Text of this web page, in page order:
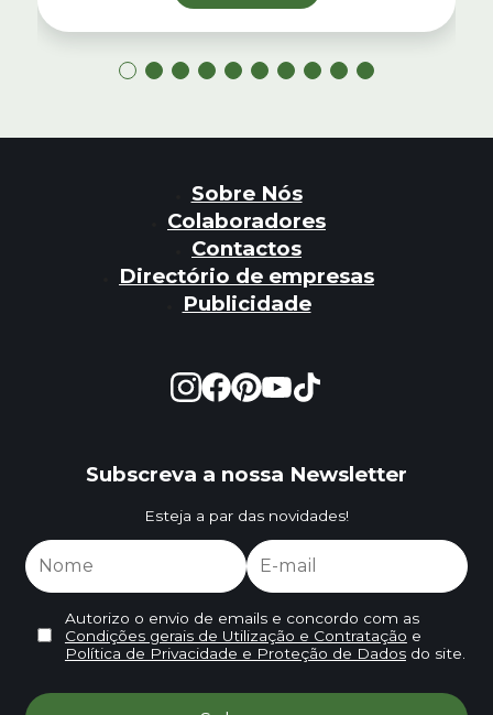
Sobre Nós
Colaboradores
Contactos
Directório de empresas
Publicidade
Subscreva a nossa Newsletter
Esteja a par das novidades!
Autorizo o envio de emails e concordo com as
Condições gerais de Utilização e Contratação e
Política de Privacidade e Proteção de Dadosdo site.